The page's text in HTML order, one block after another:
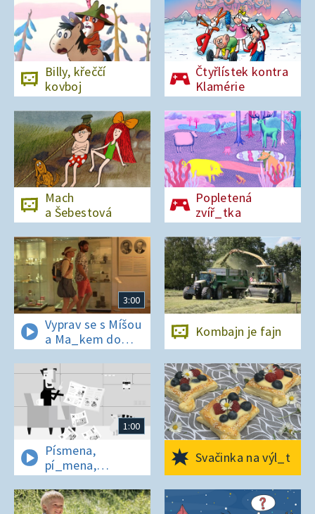
Billy, křeččí
kovboj
Čtyřlístek kontra
Klamérie
Mach
a Šebestová
Popletená
zvíř_tka
3:00
Vyprav se s Míšou
a Ma_kem do
Dobrovických
muzeí
Kombajn je fajn
1:00
Písmena,
pí_mena,
písmena
Svačinka na výl_t